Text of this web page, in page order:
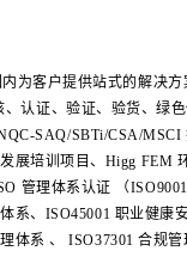
为客户提供站式的解决方
、认证、验证、验货、绿
SAQ/SBTi/CSA/
展培训项目、Higg FEM
管理体系认证
（
系、ISO45001 职业健康
理体系、ISO37301 合规